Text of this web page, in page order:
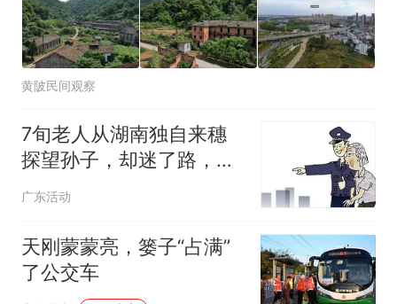
黄陂民间观察
7旬老人从湖南独自来穗
探望孙子，却迷了路，还
言语不通！在街头徘徊4
小时后
广东活动
天刚蒙蒙亮，篓子“占满”
了公交车